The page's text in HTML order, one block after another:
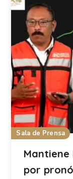
Sala de Prensa
por